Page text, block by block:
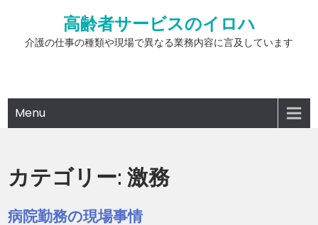
content
高齢者サービスのイロハ
介護の仕事の種類や現場で異なる業務内容に言及しています
Menu
カテゴリー:激務
病院勤務の現場事情